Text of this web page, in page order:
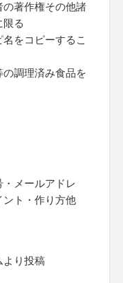
著作権その他諸
限る
をコピーするこ
調理済み食品を
メールアドレ
ント・作り方他
より投稿